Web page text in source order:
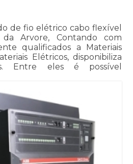
de fio elétrico cabo flexível
Arvore, Contando com
qualificados a Materiais
Elétricos, disponibiliza
Entre eles é possível